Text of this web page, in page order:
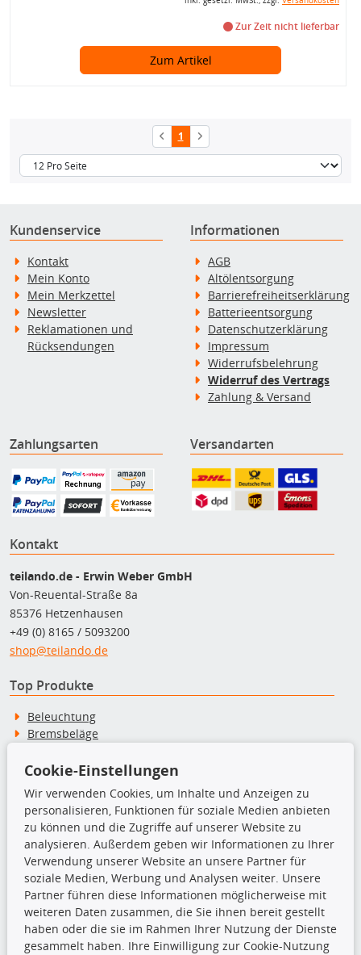
Zur Zeit nicht lieferbar
Zum Artikel
1
Kundenservice
Kontakt
Mein Konto
Mein Merkzettel
Newsletter
Reklamationen und
Rücksendungen
Informationen
AGB
Altölentsorgung
Barrierefreiheitserklärung
Batterieentsorgung
Datenschutzerklärung
Impressum
Widerrufsbelehrung
Widerruf des Vertrags
Zahlung & Versand
Zahlungsarten Versandarten
Kontakt
teilando.de - Erwin Weber GmbH
Von-Reuental-Straße 8a
85376 Hetzenhausen
+49 (0) 8165 / 5093200
shop@teilando.de
Top Produkte
Beleuchtung
Bremsbeläge
Kupplungssatz
Radlager
Stoßdämpfer
TecDoc Inside
Cookie-Einstellungen
Wir verwenden Cookies, um Inhalte und Anzeigen zu
personalisieren, Funktionen für soziale Medien anbieten
zu können und die Zugriffe auf unserer Website zu
analysieren. Außerdem geben wir Informationen zu Ihrer
Verwendung unserer Website an unsere Partner für
soziale Medien, Werbung und Analysen weiter. Unsere
Partner führen diese Informationen möglicherweise mit
weiteren Daten zusammen, die Sie ihnen bereit gestellt
haben oder die sie im Rahmen Ihrer Nutzung der Dienste
gesammelt haben. Ihre Einwilligung zur Cookie-Nutzung